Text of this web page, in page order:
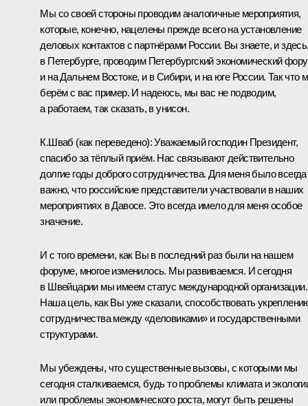
Мы со своей стороны проводим аналогичные мероприятия,
которые, конечно, нацелены прежде всего на установление
деловых контактов с партнёрами России. Вы знаете, и
в Петербурге, проводим Петербургский экономический
и на Дальнем Востоке, и в Сибири, и на юге России. Так что
берём с вас пример. И надеюсь, мы вас не подводим,
а работаем, так сказать, в унисон.
К.Шваб (как переведено):Уважаемый господин Президент,
спасибо за тёплый приём. Нас связывают действительно
долгие годы доброго сотрудничества. Для меня было всегда
важно, что российские представители участвовали в наших
мероприятиях в Давосе. Это всегда имело для меня особое
значение.
И с того времени, как Вы в последний раз были на нашем
форуме, многое изменилось. Мы развиваемся. И сегодня
в Швейцарии мы имеем статус международной организации.
Наша цель, как Вы уже сказали, способствовать
сотрудничества между «деловиками» и государственными
структурами.
Мы убеждены, что существенные вызовы, с которыми мы
сегодня сталкиваемся, будь то проблемы климата и
или проблемы экономического роста, могут быть решены